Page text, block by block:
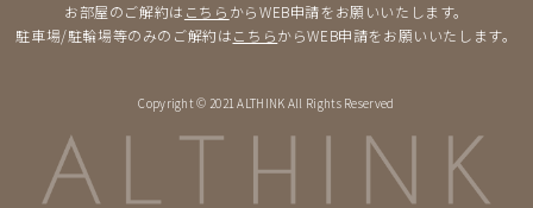
お部屋のご解約は こちら からWEB申請をお願いいたします。
駐車場/駐輪場等のみのご解約はこちらからWEB申請をお願いいたします。
Copyright © 2021 ALTHINK All Rights Reserved